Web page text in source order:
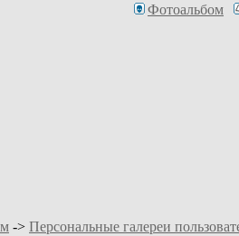
Фотоальбом
-> Персональные галереи